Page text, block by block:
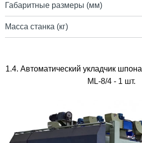
Габаритные размеры (мм)
Масса станка (кг)
1.4. Автоматический укладчик шпона
ML-8/4 - 1 шт.